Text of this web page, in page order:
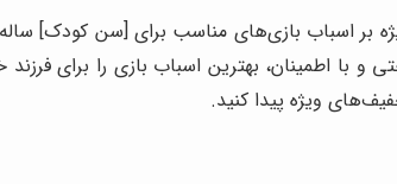
بر اسباب بازی‌های مناسب برای [سن کودک]
با اطمینان، بهترین اسباب بازی را برای
ویژه پیدا کنید.